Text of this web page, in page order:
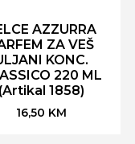
AZZURRA
ZA VEŠ
KONC.
220 ML
(Artikal 1858)
16,50 KM